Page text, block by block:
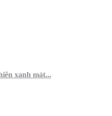
xanh mát...